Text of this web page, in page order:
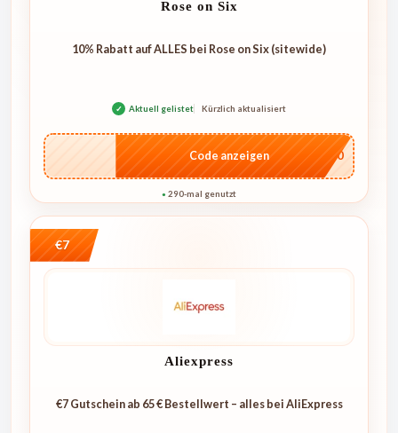
Rose on Six
10% Rabatt auf ALLES bei Rose on Six (sitewide)
✓ Aktuell gelistet Kürzlich aktualisiert
…4U10
Code anzeigen
● 290-mal genutzt
€7
Aliexpress
€7 Gutschein ab 65 € Bestellwert – alles bei AliExpress